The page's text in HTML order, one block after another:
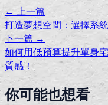
← 上一篇
打造夢想空間：選擇系
下一篇 →
如何用低預算提升單身
質感！
你可能也想看